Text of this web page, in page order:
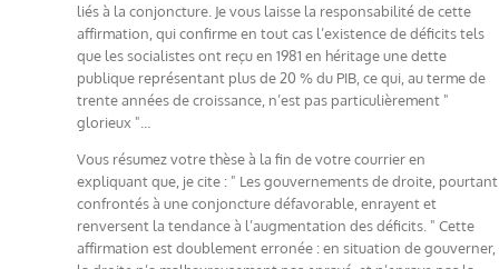
liés à la conjoncture. Je vous laisse la responsabilité de cette
affirmation, qui confirme en tout cas l’existence de déficits tels
que les socialistes ont reçu en 1981 en héritage une dette
publique représentant plus de 20 % du PIB, ce qui, au terme de
trente années de croissance, n’est pas particulièrement "
glorieux "…
Vous résumez votre thèse à la fin de votre courrier en
expliquant que, je cite : " Les gouvernements de droite, pourtant
confrontés à une conjoncture défavorable, enrayent et
renversent la tendance à l’augmentation des déficits. " Cette
affirmation est doublement erronée : en situation de gouverner,